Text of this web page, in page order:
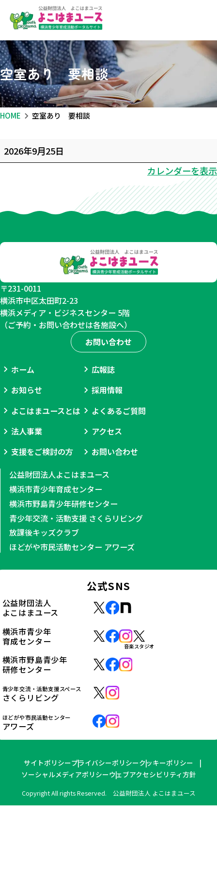
空室あり 要相談
HOME 空室あり 要相談
空
室
要
談
2026年9月25日
カレンダーを表示
〒231-0011
横浜市中区太田町2-23
横浜メディア・ビジネスセンター 5階
（ご予約・お問い合わせは各施設へ）
お問い合わせ
ホーム
お知らせ
よこはまユースとは
法人事業
支援をご検討の方
広報誌
採用情報
よくあるご質問
アクセス
お問い合わせ
公益財団法人よこはまユース
横浜市青少年育成センター
横浜市野島青少年研修センター
青少年交流・活動支援 さくらリビング
放課後キッズクラブ
ほどがや市民活動センター アワーズ
公式SNS
公益財団法人
よこはまユース
横浜市青少年
育成センター
音楽スタジオ
横浜市野島青少年
研修センター
青少年交流・活動支援スペース
さくらリビング
ほどがや市民活動センター
アワーズ
サイトポリシープライバシーポリシークッキーポリシー
ソーシャルメディアポリシーウェブアクセシビリティ方針
Copyright All rights Reserved. 公益財団法人 よこはまユース